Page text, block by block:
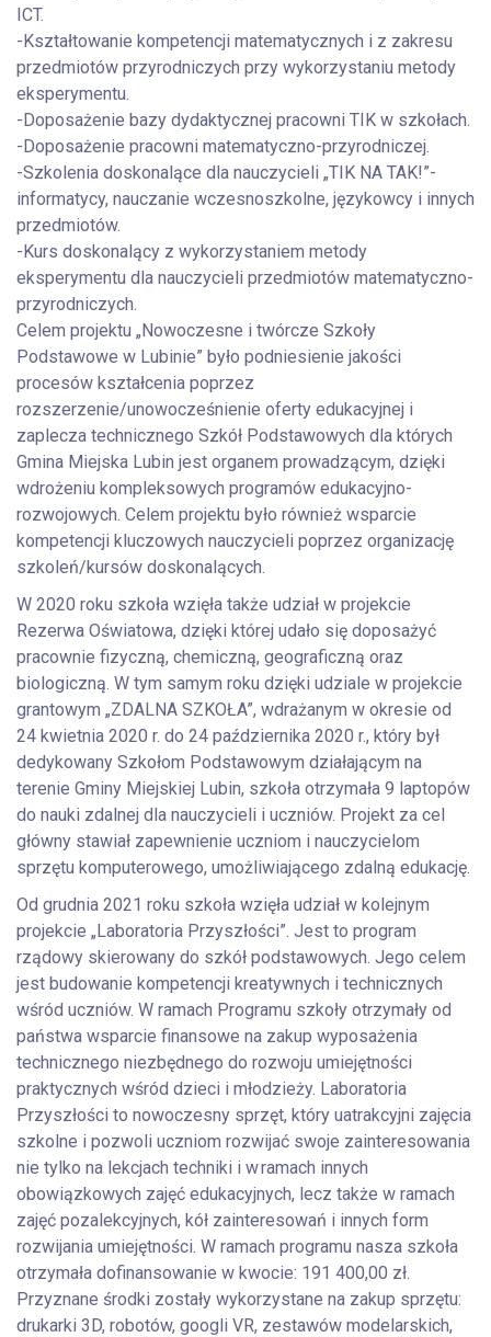
ICT.
-Kształtowanie kompetencji matematycznych i z zakresu
przedmiotów przyrodniczych przy wykorzystaniu metody
eksperymentu.
-Doposażenie bazy dydaktycznej pracowni TIK w szkołach.
-Doposażenie pracowni matematyczno-przyrodniczej.
-Szkolenia doskonalące dla nauczycieli „TIK NA TAK!”-
informatycy, nauczanie wczesnoszkolne, językowcy i innych
przedmiotów.
-Kurs doskonalący z wykorzystaniem metody
eksperymentu dla nauczycieli przedmiotów matematyczno-
przyrodniczych.
Celem projektu „Nowoczesne i twórcze Szkoły
Podstawowe w Lubinie” było podniesienie jakości
procesów kształcenia poprzez
rozszerzenie/unowocześnienie oferty edukacyjnej i
zaplecza technicznego Szkół Podstawowych dla których
Gmina Miejska Lubin jest organem prowadzącym, dzięki
wdrożeniu kompleksowych programów edukacyjno-
rozwojowych. Celem projektu było również wsparcie
kompetencji kluczowych nauczycieli poprzez organizację
szkoleń/kursów doskonalących.
W 2020 roku szkoła wzięła także udział w projekcie
Rezerwa Oświatowa, dzięki której udało się doposażyć
pracownie fizyczną, chemiczną, geograficzną oraz
biologiczną. W tym samym roku dzięki udziale w projekcie
grantowym „ZDALNA SZKOŁA”, wdrażanym w okresie od
24 kwietnia 2020 r. do 24 października 2020 r., który był
dedykowany Szkołom Podstawowym działającym na
terenie Gminy Miejskiej Lubin, szkoła otrzymała 9 laptopów
do nauki zdalnej dla nauczycieli i uczniów. Projekt za cel
główny stawiał zapewnienie uczniom i nauczycielom
sprzętu komputerowego, umożliwiającego zdalną edukację.
Od grudnia 2021 roku szkoła wzięła udział w kolejnym
projekcie „Laboratoria Przyszłości”. Jest to program
rządowy skierowany do szkół podstawowych. Jego celem
jest budowanie kompetencji kreatywnych i technicznych
wśród uczniów. W ramach Programu szkoły otrzymały od
państwa wsparcie finansowe na zakup wyposażenia
technicznego niezbędnego do rozwoju umiejętności
praktycznych wśród dzieci i młodzieży. Laboratoria
Przyszłości to nowoczesny sprzęt, który uatrakcyjni zajęcia
szkolne i pozwoli uczniom rozwijać swoje zainteresowania
nie tylko na lekcjach techniki i w ramach innych
obowiązkowych zajęć edukacyjnych, lecz także w ramach
zajęć pozalekcyjnych, kół zainteresowań i innych form
rozwijania umiejętności. W ramach programu nasza szkoła
otrzymała dofinansowanie w kwocie: 191 400,00 zł.
Przyznane środki zostały wykorzystane na zakup sprzętu:
drukarki 3D, robotów, googli VR, zestawów modelarskich,